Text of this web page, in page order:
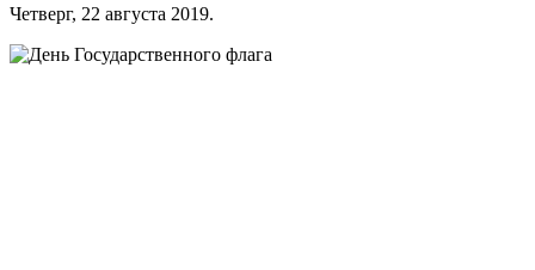
Четверг, 22 августа 2019.